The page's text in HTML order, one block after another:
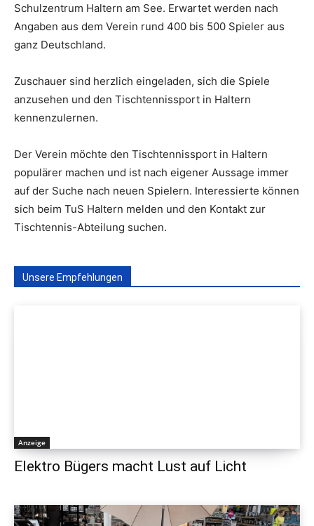
Schulzentrum Haltern am See. Erwartet werden nach
Angaben aus dem Verein rund 400 bis 500 Spieler aus
ganz Deutschland.
Zuschauer sind herzlich eingeladen, sich die Spiele
anzusehen und den Tischtennissport in Haltern
kennenzulernen.
Der Verein möchte den Tischtennissport in Haltern
populärer machen und ist nach eigener Aussage immer
auf der Suche nach neuen Spielern. Interessierte können
sich beim TuS Haltern melden und den Kontakt zur
Tischtennis-Abteilung suchen.
Unsere Empfehlungen
Anzeige
Elektro Bügers macht Lust auf Licht